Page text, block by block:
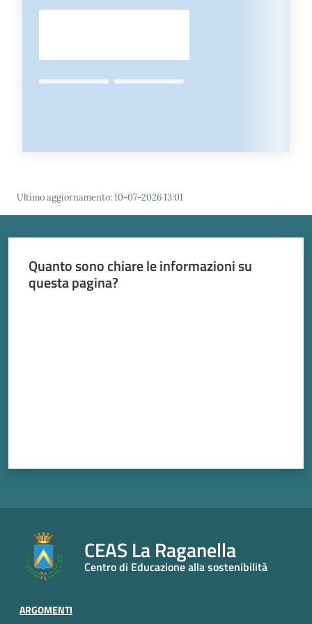
Ultimo aggiornamento:10-07-2026 13:01
Quanto sono chiare le informazioni su
questa pagina?
CEAS La Raganella
Centro di Educazione alla sostenibilità
ARGOMENTI